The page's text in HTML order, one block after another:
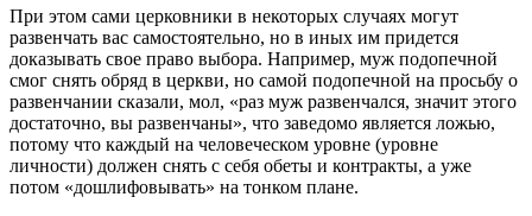
При этом сами церковники в некоторых случаях могут
развенчать вас самостоятельно, но в иных им придется
доказывать свое право выбора. Например, муж подопечной
смог снять обряд в церкви, но самой подопечной на просьбу о
развенчании сказали, мол, «раз муж развенчался, значит этого
достаточно, вы развенчаны», что заведомо является ложью,
потому что каждый на человеческом уровне (уровне
личности) должен снять с себя обеты и контракты, а уже
потом «дошлифовывать» на тонком плане.